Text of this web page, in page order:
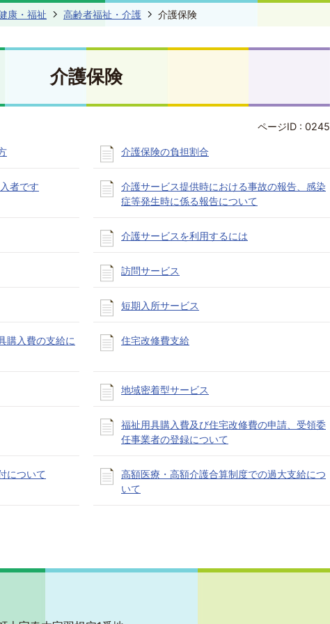
康・福祉 高齢者福祉・介護 介護保険
介護保険
ページID : 0245
介護保険の負担割合
者です
介護サービス提供時における事故の報告、感染
症等発生時に係る報告について
介護サービスを利用するには
訪問サービス
短期入所サービス
購入費の支給に
住宅改修費支給
地域密着型サービス
福祉用具購入費及び住宅改修費の申請、受領委
任事業者の登録について
について
高額医療・高額介護合算制度での過大支給につ
いて